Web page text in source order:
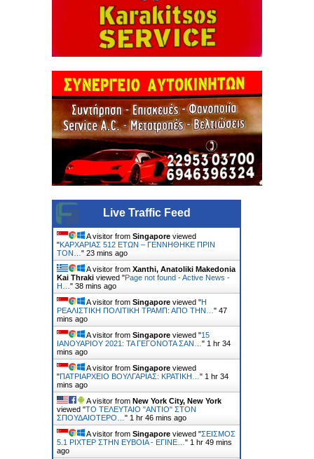
Live Traffic Feed
A visitor from Singapore viewed
"ΚΑΡΧΑΡΙΑΣ 512 ΕΤΩΝ – ΓΕΝΝΗΘΗΚΕ ΠΡΙΝ
ΤΟΝ… " 23 mins ago
A visitor from Xanthi, Anatoliki Makedonia
Kai Thraki viewed "Page not found - Active News -
Η… " 38 mins ago
A visitor from Singapore viewed "Η
ΡΕΑΛΙΣΤΙΚΗ ΠΟΛΙΤΙΚΗ ΤΡΑΜΠ: ΑΠΟ ΤΗΝ… " 47
mins ago
A visitor from Singapore viewed "15
ΙΑΝΟΥΑΡΙΟΥ 2021: ΤΑ ΓΕΓΟΝΟΤΑ ΣΑΝ… " 1 hr 34
mins ago
A visitor from Singapore viewed
"ΠΑΤΡΙΑΡΧΕΙΟ ΒΟΥΛΓΑΡΙΑΣ: ΚΡΑΤΙΚΗ… " 1 hr 34
mins ago
A visitor from New York City, New York
viewed "ΤΟ ΤΕΛΕΥΤΑΙΟ "ΑΝΤΙΟ" ΣΤΟΝ
ΣΠΟΥΔΑΙΟΤΕΡΟ… " 1 hr 46 mins ago
A visitor from Singapore viewed "ΣΕΙΣΜΟΣ
5.1 ΡΙΧΤΕΡ ΣΤΗΝ ΕΥΒΟΙΑ - ΕΓΙΝΕ… " 1 hr 49 mins
ago